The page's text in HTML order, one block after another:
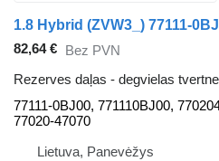
82,64 € Bez PVN
Rezerves daļas - degvielas tvertne
77111-0BJ00, 771110BJ00,
77020-47070
Lietuva, Panevėžys